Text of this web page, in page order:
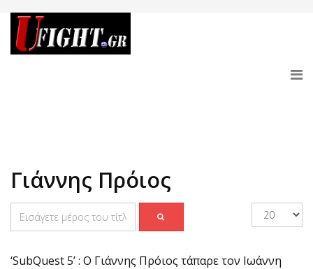
Γιάννης Πρόιος
‘SubQuest 5’ : Ο Γιάννης Πρόιος τάπαρε τον Ιωάννη